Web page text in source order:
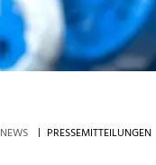
NEWS PRESSEMITTEILUNGEN